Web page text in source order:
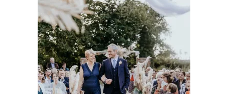
AJOUTER AU DEVIS